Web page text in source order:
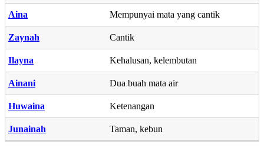
Aina Mempunyai mata yang cantik
Zaynah Cantik
Ilayna Kehalusan, kelembutan
Ainani Dua buah mata air
Huwaina Ketenangan
Junainah Taman, kebun